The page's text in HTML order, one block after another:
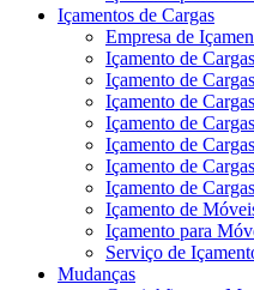
Içamentos de Cargas
Empresa de
Içamento de Cargas
Içamento de
Içamento de
Içamento de
Içamento de
Içamento de
Içamento de
Içamento de
Içamento para
Serviço de
Mudanças